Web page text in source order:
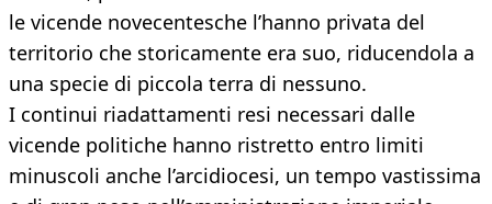
le vicende novecentesche l’hanno privata del
territorio che storicamente era suo, riducendola a
una specie di piccola terra di nessuno.
I continui riadattamenti resi necessari dalle
vicende politiche hanno ristretto entro limiti
minuscoli anche l’arcidiocesi, un tempo vastissima